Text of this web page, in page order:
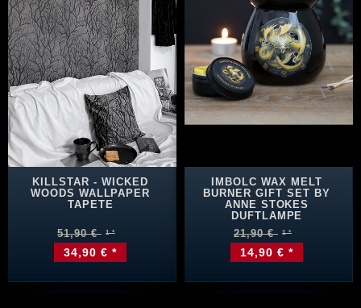
KILLSTAR - WICKED
WOODS WALLPAPER
TAPETE
51,90 €
34,90 € *
IMBOLC WAX MELT
BURNER GIFT SET BY
ANNE STOKES
DUFTLAMPE
21,90 €
14,90 € *